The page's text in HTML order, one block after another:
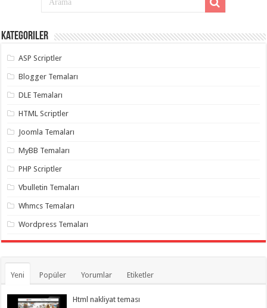
Kategoriler
ASP Scriptler
Blogger Temaları
DLE Temaları
HTML Scriptler
Joomla Temaları
MyBB Temaları
PHP Scriptler
Vbulletin Temaları
Whmcs Temaları
Wordpress Temaları
Yeni Popüler Yorumlar Etiketler
Html nakliyat teması